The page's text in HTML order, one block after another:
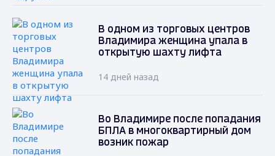
В одном из торговых центров
Владимира женщина упала в
открытую шахту лифта
14 дней назад
Во Владимире после попадания
БПЛА в многоквартирный дом
возник пожар